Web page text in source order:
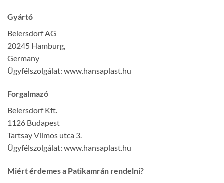
Gyártó
Beiersdorf AG
20245 Hamburg,
Germany
Ügyfélszolgálat: www.hansaplast.hu
Forgalmazó
Beiersdorf Kft.
1126 Budapest
Tartsay Vilmos utca 3.
Ügyfélszolgálat: www.hansaplast.hu
Miért érdemes a Patikamrán rendelni?